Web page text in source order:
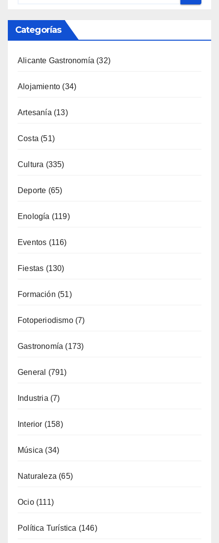
Alojamiento(34)
Artesanía(13)
Costa(51)
Cultura(335)
Deporte(65)
Enología(119)
Eventos (116)
Fiestas(130)
Formación(51)
Fotoperiodismo
Gastronomía(173)
General(791)
Industria(7)
Interior(158)
Música(34)
Naturaleza(65)
Ocio(111)
Política Turística
Viajes(80)
¿Qué se come aquí?(38)